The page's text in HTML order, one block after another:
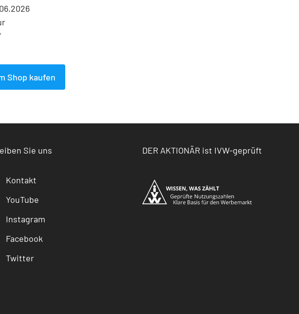
Shop kaufen
Sie uns
Kontakt
YouTube
Instagram
Facebook
Twitter
DER AKTIONÄR ist IVW-geprüft